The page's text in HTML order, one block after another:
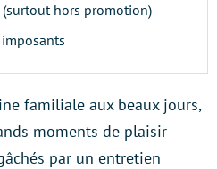
hors promotion)
familiale aux beaux jours,
moments de plaisir
par un entretien